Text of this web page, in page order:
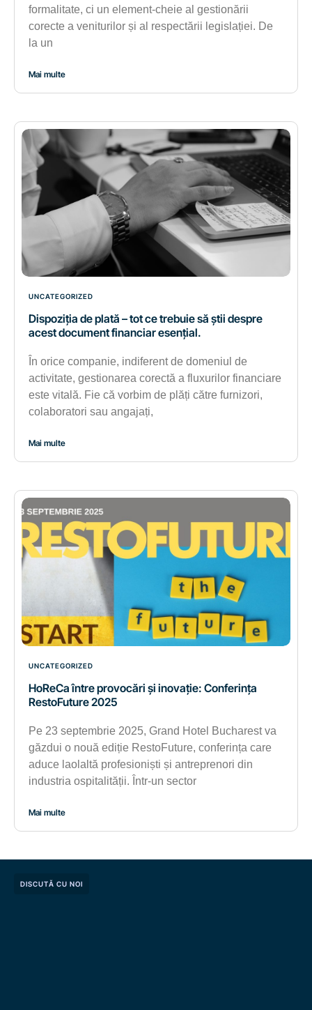
formalitate, ci un element-cheie al gestionării
corecte a veniturilor și al respectării legislației. De
la un
Mai multe
UNCATEGORIZED
Dispoziția de plată – tot ce trebuie să știi despre
acest document financiar esențial.
În orice companie, indiferent de domeniul de
activitate, gestionarea corectă a fluxurilor financiare
este vitală. Fie că vorbim de plăți către furnizori,
colaboratori sau angajați,
Mai multe
UNCATEGORIZED
HoReCa între provocări și inovație: Conferința
RestoFuture 2025
Pe 23 septembrie 2025, Grand Hotel Bucharest va
găzdui o nouă ediție RestoFuture, conferința care
aduce laolaltă profesioniști și antreprenori din
industria ospitalității. Într-un sector
Mai multe
DISCUTĂ CU NOI